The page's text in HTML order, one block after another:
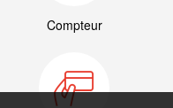
Compteur